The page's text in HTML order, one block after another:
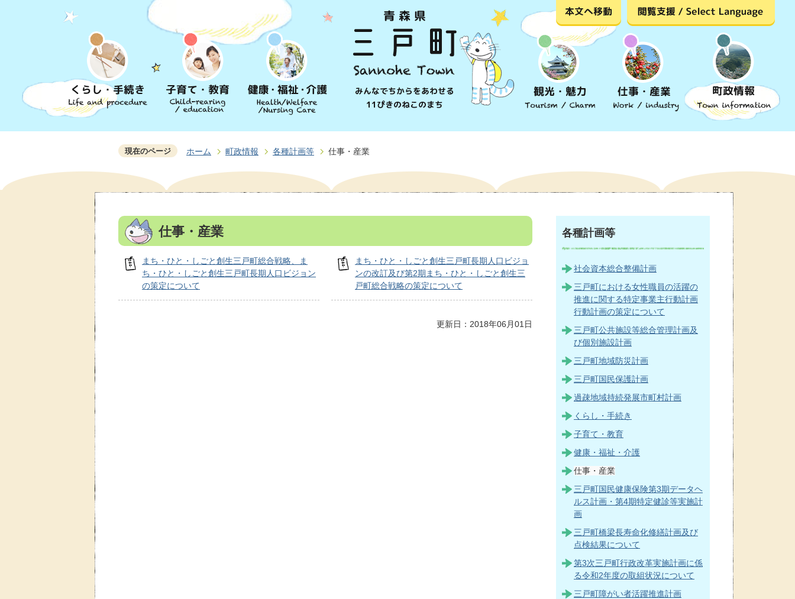
現在のページ ホーム 町政情報 各種計画等 仕事・産業
仕事・産業
まち・ひと・しごと創生三戸町総合戦略、ま
ち・ひと・しごと創生三戸町長期人口ビジョン
の策定について
まち・ひと・しごと創生三戸町長期人口ビジョ
ンの改訂及び第2期まち・ひと・しごと創生三
戸町総合戦略の策定について
更新日：2018年06月01日
各種計画等
社会資本総合整備計画
三戸町における女性職員の活躍の
推進に関する特定事業主行動計画
行動計画の策定について
三戸町公共施設等総合管理計画及
び個別施設計画
三戸町地域防災計画
三戸町国民保護計画
過疎地域持続発展市町村計画
くらし・手続き
子育て・教育
健康・福祉・介護
仕事・産業
三戸町国民健康保険第3期データヘ
ルス計画・第4期特定健診等実施計
画
三戸町橋梁長寿命化修繕計画及び
点検結果について
第3次三戸町行政改革実施計画に係
る令和2年度の取組状況について
三戸町障がい者活躍推進計画